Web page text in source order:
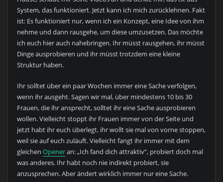
System, das funktioniert. Jetzt kann ich mich zurücklehnen. Fakt
ist: Es funktioniert nur, wenn ich ein Konzept, eine Idee von ihm
nehme und dann rausgehe, um diese umzusetzen. Das möchte
ich euch hier auch nahebringen. Ihr müsst rausgehen, ihr müsst
Dinge ausprobieren und ihr müsst trotzdem eine kleine
Struktur haben.
Ihr solltet über ein paar Wochen immer eine Sache verfolgen,
wenn ihr ausgeht. Sagen wir mal, über mindestens 10 bis 30
Frauen, die ihr ansprecht, solltet ihr eine Sache ausprobieren
wollen. Vielleicht stoppt ihr Frauen immer von der Seite und
jetzt habt ihr euch überlegt, ihr wollt sie mal von vorne stoppen,
weil sie auf euch zuläuft. Vielleicht fangt ihr immer mit dem
gleichen Openeran: „Ich fand dich attraktiv“, probiert doch mal
was anderes. Ihr habt noch nie indirekt probiert, sie
anzusprechen. Aber ändert wirklich immer nur eine Sache.